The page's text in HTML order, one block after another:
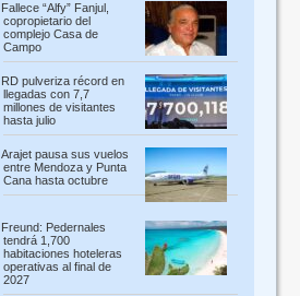
Fallece “Alfy” Fanjul,
copropietario del
complejo Casa de
Campo
RD pulveriza récord en
llegadas con 7,7
millones de visitantes
hasta julio
Arajet pausa sus vuelos
entre Mendoza y Punta
Cana hasta octubre
Freund: Pedernales
tendrá 1,700
habitaciones hoteleras
operativas al final de
2027